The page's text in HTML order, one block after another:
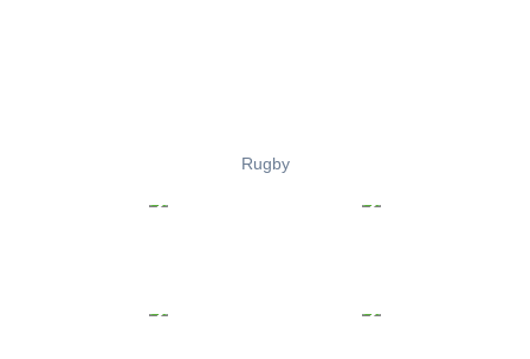
Rugby